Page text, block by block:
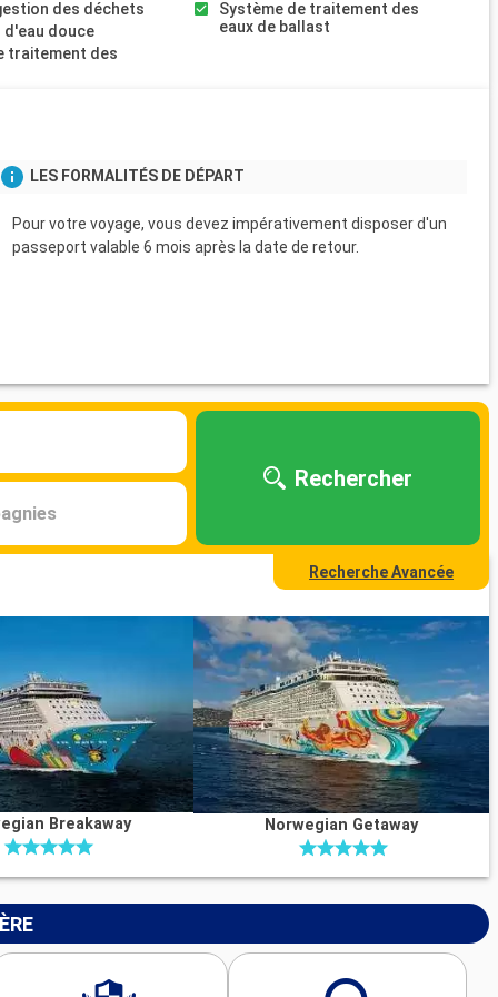
des déchets
douce
traitement des
Système de traitement des
eaux de ballast
LES FORMALITÉS DE DÉPART
Pour votre voyage, vous devez impérativement disposer d'un
passeport valable 6 mois après la date de retour.
Rechercher
Recherche Avancée
Breakaway Norwegian Getaway